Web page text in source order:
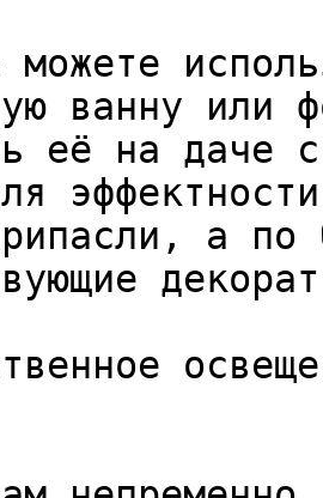
можете
ванну или
её на даче
а по